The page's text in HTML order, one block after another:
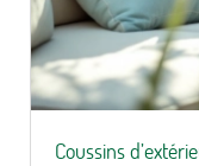
Coussins